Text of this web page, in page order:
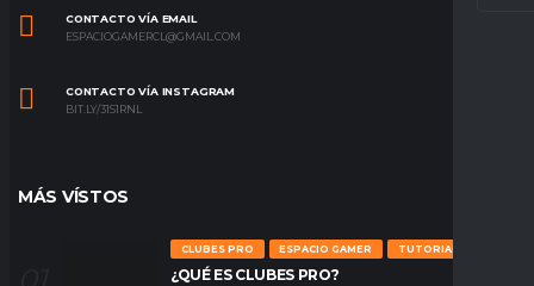
CONTACTO VÍA EMAIL
ESPACIOGAMERCL@GMAIL.COM
CONTACTO VÍA INSTAGRAM
BIT.LY/31S1RNL
MÁS VÍSTOS
CLUBES PRO ESPACIO GAMER TUTORIALES
¿QUÉ ES CLUBES PRO?